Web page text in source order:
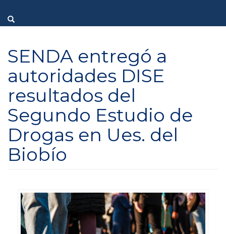
SENDA entregó a
autoridades DISE
resultados del
Segundo Estudio de
Drogas en Ues. del
Biobío